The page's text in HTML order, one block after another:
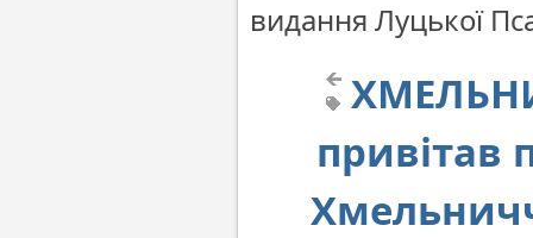
видання Луцької
привітав